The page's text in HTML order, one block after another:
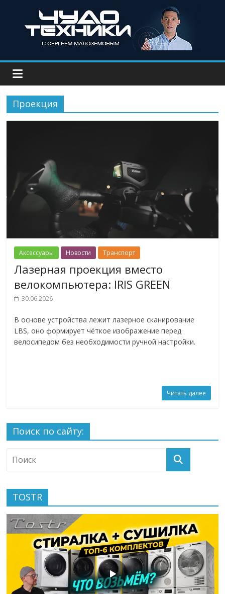
Проекция
Аксессуары Новости Транспорт
Лазерная проекция вместо
велокомпьютера: IRIS GREEN
30.06.2026
В основе устройства лежит лазерное сканирование
LBS, оно формирует чёткое изображение перед
велосипедом без необходимости ручной настройки.
Читать далее
Поиск по сайту:
TOSTR